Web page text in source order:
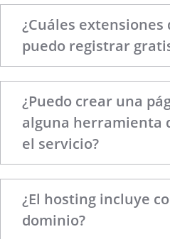
¿Cuáles
puedo registrar
¿Puedo crear una
alguna herramienta
el servicio?
¿El hosting incluye
dominio?